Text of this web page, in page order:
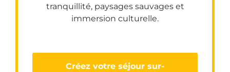
tranquillité, paysages sauvages et
immersion culturelle.
Créez votre séjour sur-